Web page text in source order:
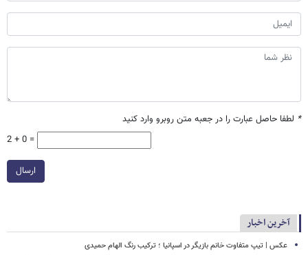
* لطفا حاصل عبارت را در جعبه متن روبرو وارد کنید
2 + 0 =
ارسال
آخرین اخبار
عکس | تیپ متفاوت خانم بازیگر در اسپانیا ؛ ترکیب رنگ الهام حمیدی